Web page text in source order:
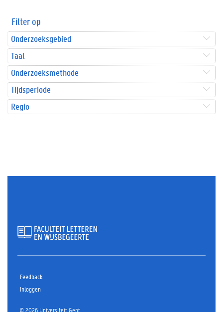
Filter op
Onderzoeksgebied
Taal
Onderzoeksmethode
Tijdsperiode
Regio
Feedback
Inloggen
© 2026 Universiteit Gent